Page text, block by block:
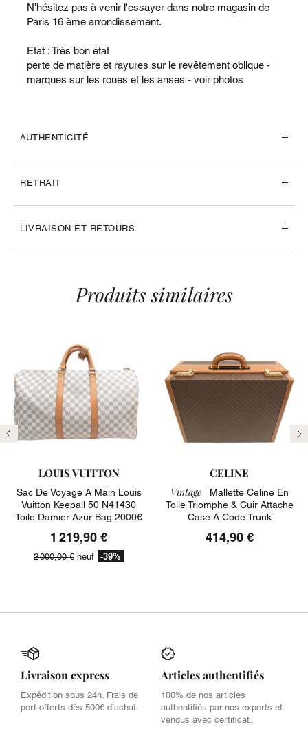
N'hésitez pas à venir l'essayer dans notre magasin de
Paris 16 ème arrondissement.
Etat : Très bon état
perte de matière et rayures sur le revêtement oblique -
marques sur les roues et les anses - voir photos
AUTHENTICITÉ
RETRAIT
LIVRAISON ET RETOURS
Précédent
Produits similaires
LOUIS VUITTON
Sac De Voyage A Main Louis
Vuitton Keepall 50 N41430
Toile Damier Azur Bag 2000€
1 219,90 €
2 000,00 € neuf -39%
CELINE
Vintage | Mallette Celine En
Toile Triomphe & Cuir Attache
Case A Code Trunk
414,90 €
Livraison express
Expédition sous 24h. Frais de
port offerts dès 500€ d’achat.
Articles authentifiés
100% de nos articles
authentifiés par nos experts et
vendus avec certificat.